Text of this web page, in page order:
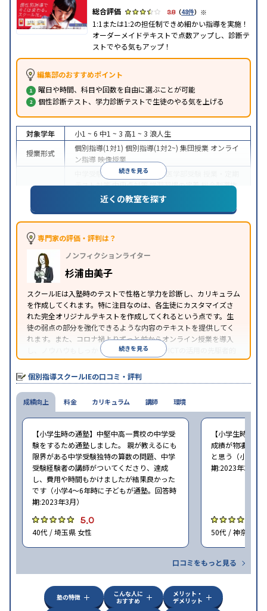
3.8（48件） ※
1:1または1:2の担任制できめ細かい指導を実施！
オーダーメイドテキストで点数アップし、診断テ
ストでやる気もアップ！
編集部のおすすめポイント
曜日や時間、科目や回数を自由に選ぶことが可能
個性診断テスト、学力診断テストで生徒のやる気を上げる
続きを見る
対象学年 小1 ~ 6 中1 ~ 3 高1 ~ 3 浪人生
授業形式
個別指導(1対1) 個別指導(1対2~) 集団授業 オンライ
ン指導 映像授業
中学受験 高校受験大学受験 医学部受験
テスト対策内申点対策学習習慣の定着総合型選抜
(旧AO)対策 推薦入試対策学校別特化対策
中高一貫校生に対応
可能季節講習のみの受講可
※2023年3月調査。小学校高学年の個別指導塾アンケート調査方法
近くの教室を探す
専門家の評価・評判は？
ノンフィクションライター
杉浦由美子
スクールIEは入塾時のテストで性格と学力を診断し、カリキュラム
を作成してくれます。特に注目なのは、各生徒にカスタマイズさ
れた完全オリジナルテキストを作成してくれるという点です。生
徒の弱点の部分を強化できるような内容のテキストを提供してく
れます。また、コロナ禍よりずっと前からオンライン授業を導入
し、ノウハウもしっかりとしています。AIやICTの活用の先駆者的
な個別指導塾です。
続きを見る
個別指導スクールIEの口コミ・評判
成績向上
【小学生時の通塾】中堅中高一貫校の中学受
験をするため通塾しました。 親が教えるにも
限界がある中学受験独特の算数の問題、中学
受験経験者の講師がついてくださり、達成
し、費用や時間もかけましたが結果良かった
です（小学4〜6年時に子どもが通塾。回答時
期:2023年3月）
5.0
40代 / 埼玉県 女性
【小学生時の通
成績が物凄く悪
と思う（小学6
期:2023年3月）
50代 / 神奈川県
口コミをもっと見る
料金 カリキュラム 講師 環境
塾の特徴
こんな人に
おすすめ
メリット・
デメリット